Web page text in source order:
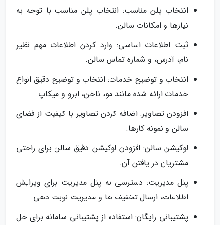
انتخاب پلن مناسب: انتخاب پلن مناسب با توجه به
نیازها و امکانات سالن.
ثبت اطلاعات اساسی: وارد کردن اطلاعات مهم نظیر
نام، آدرس، و شماره تماس سالن.
انتخاب و توضیح خدمات: انتخاب و توضیح دقیق انواع
خدمات ارائه شده مانند مو، ناخن، ابرو و میکاپ.
افزودن تصاویر: اضافه کردن تصاویر با کیفیت از فضای
سالن و نمونه کارها.
لوکیشن سالن: افزودن لوکیشن دقیق سالن برای راحتی
مشتریان در یافتن آن.
پنل مدیریت: دسترسی به پنل مدیریت برای ویرایش
اطلاعات، ارسال تخفیف ها و مدیریت نوبت دهی.
پشتیبانی رایگان: استفاده از پشتیبانی سامانه برای حل